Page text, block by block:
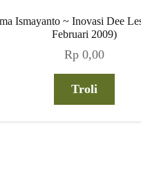
Ismayanto ~ Inovasi Dee
Februari 2009)
Rp 0,00
Troli